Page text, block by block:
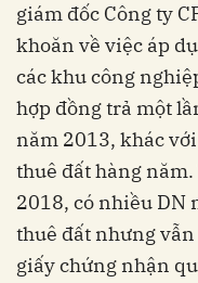
giám đốc Công ty
khoăn về việc áp
các khu công
hợp đồng trả một
năm 2013, khác
thuê đất hàng
2018, có nhiều DN
thuê đất nhưng
giấy chứng nhận